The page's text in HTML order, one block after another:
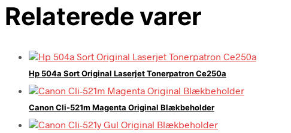
Relaterede varer
Hp 504a Sort Original Laserjet Tonerpatron Ce250a
Canon Cli-521m Magenta Original Blækbeholder